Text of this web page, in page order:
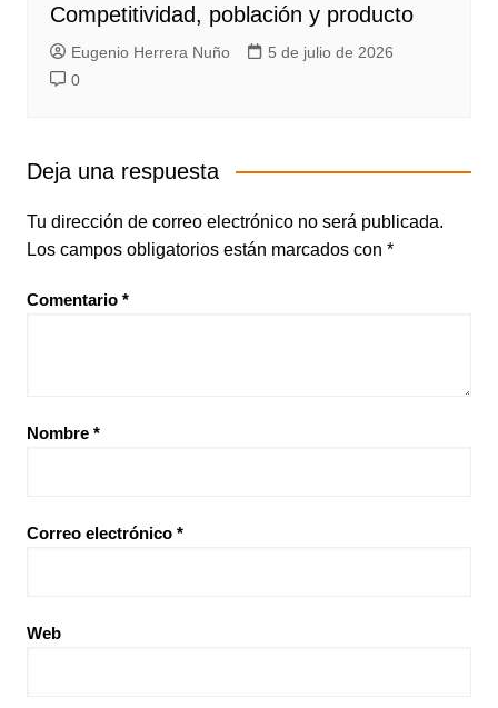
Competitividad, población y producto
Eugenio Herrera Nuño
5 de julio de 2026
0
Deja una respuesta
Tu dirección de correo electrónico no será publicada.
Los campos obligatorios están marcados con *
Comentario *
Nombre *
Correo electrónico *
Web